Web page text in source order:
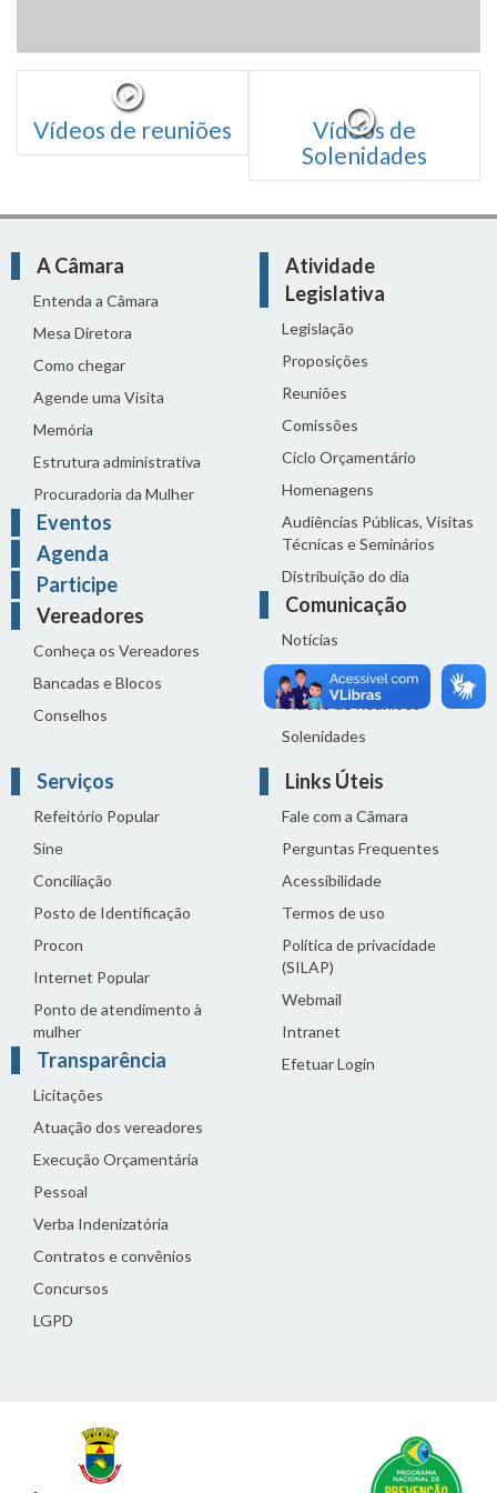
Vídeos de reuniões
Vídeos de
Solenidades
A Câmara
Entenda a Câmara
Mesa Diretora
Como chegar
Agende uma Visita
Memória
Estrutura administrativa
Procuradoria da Mulher
Eventos
Agenda
Participe
Vereadores
Conheça os Vereadores
Bancadas e Blocos
Conselhos
Atividade
Legislativa
Legislação
Proposições
Reuniões
Comissões
Ciclo Orçamentário
Homenagens
Audiências Públicas, Visitas
Técnicas e Seminários
Distribuição do dia
Comunicação
Notícias
Sala de Imprensa
Vídeos de Reuniões
Solenidades
Serviços
Refeitório Popular
Sine
Conciliação
Posto de Identificação
Procon
Internet Popular
Ponto de atendimento à
mulher
Transparência
Licitações
Atuação dos vereadores
Execução Orçamentária
Pessoal
Verba Indenizatória
Contratos e convênios
Concursos
LGPD
Links Úteis
Fale com a Câmara
Perguntas Frequentes
Acessibilidade
Termos de uso
Política de privacidade
(SILAP)
Webmail
Intranet
Efetuar Login